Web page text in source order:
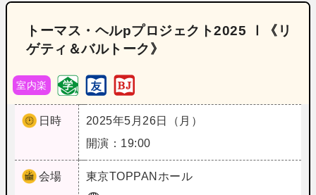
トーマス・ヘルpプロジェクト2025 Ⅰ《リ
ゲティ＆バルトーク》
室内楽
日時
2025年5月26日（月）
開演：19:00
会場 東京TOPPANホール